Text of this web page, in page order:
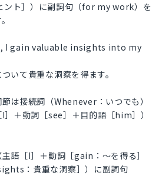
ント］）に副詞句（for my work）を
I gain valuable insights into my
いて貴重な洞察を得ます。
は接続詞（Whenever：いつでも）
］＋動詞［see］＋目的語［him］）
語［I］＋動詞［gain：～を得る］
：貴重な洞察］）に副詞句